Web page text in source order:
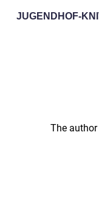
JUGENDHOF-
The